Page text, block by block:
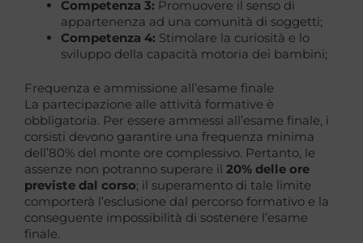
Competenza 3: Promuovere il senso di
appartenenza ad una comunità di soggetti;
Competenza 4: Stimolare la curiosità e lo
sviluppo della capacità motoria dei bambini;
Frequenza e ammissione all’esame finale
La partecipazione alle attività formative è
obbligatoria. Per essere ammessi all’esame finale, i
corsisti devono garantire una frequenza minima
dell’80% del monte ore complessivo. Pertanto, le
assenze non potranno superare il 20% delle ore
previste dal corso; il superamento di tale limite
comporterà l’esclusione dal percorso formativo e la
conseguente impossibilità di sostenere l’esame
finale.